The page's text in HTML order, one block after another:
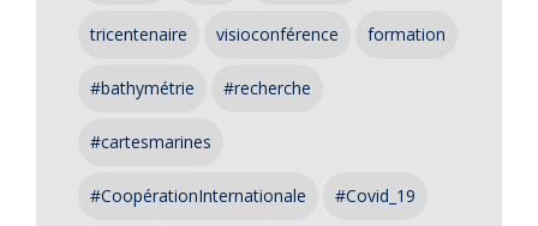
tricentenaire visioconférence formation
#bathymétrie #recherche
#cartesmarines
#CoopérationInternationale #Covid_19